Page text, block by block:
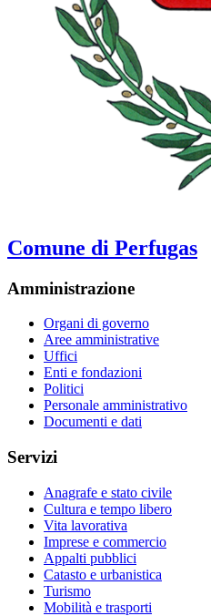
Comune di Perfugas
Amministrazione
Organi di governo
Aree amministrative
Uffici
Enti e fondazioni
Politici
Personale amministrativo
Documenti e dati
Servizi
Anagrafe e stato civile
Cultura e tempo libero
Vita lavorativa
Imprese e commercio
Appalti pubblici
Catasto e urbanistica
Turismo
Mobilità e trasporti